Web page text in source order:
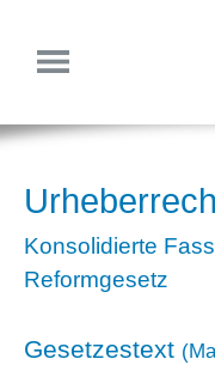
Konsolidierte
Reformgesetz
Gesetzestext (